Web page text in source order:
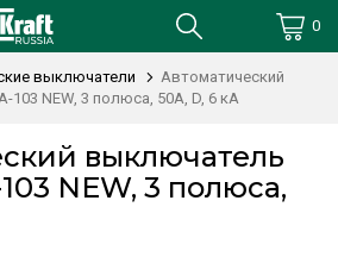
0
выключатели
Автоматический
NEW, 3 полюса, 50А, D, 6 кА
выключатель
NEW, 3 полюса,